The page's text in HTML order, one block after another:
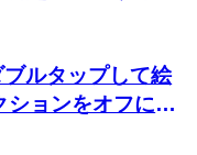
ルタップして絵
ションをオフにす